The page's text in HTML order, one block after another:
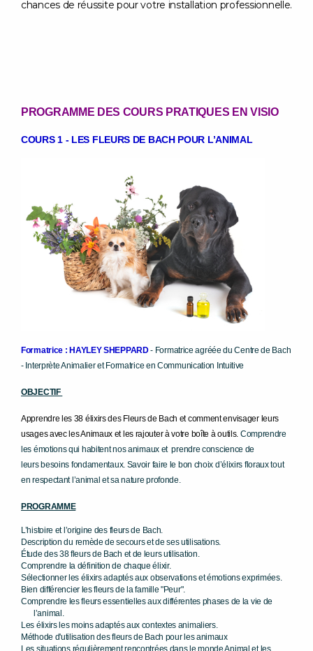
chances de réussite pour votre installation professionnelle.
PROGRAMME DES COURS PRATIQUES EN VISIO
COURS 1 - LES FLEURS DE BACH POUR L’ANIMAL
Formatrice : HAYLEY SHEPPARD- Formatrice agréée du Centre de Bach
- Interprète Animalier et Formatrice en Communication Intuitive
OBJECTIF
Apprendre les 38 élixirs des Fleurs de Bach et comment envisager leurs
usages avec les Animaux et les rajouter à votre boîte à outils. Comprendre
les émotions qui habitent nos animaux et prendre conscience de
leurs besoins fondamentaux. Savoir faire le bon choix d’élixirs floraux tout
en respectant l’animal et sa nature profonde.
PROGRAMME
L’histoire et l’origine des fleurs de Bach.
Description du remède de secours et de ses utilisations.
Étude des 38 fleurs de Bach et de leurs utilisation.
Comprendre la définition de chaque élixir.
Sélectionner les élixirs adaptés aux observations et émotionsexprimées.
Bien différencier les fleurs de la famille "Peur".
Comprendre les fleurs essentielles aux différentes phases de la vie de
l’animal.
Les élixirs les moins adaptés aux contextes animaliers.
Méthode d'utilisation des fleurs de Bach pour les animaux
Les situations régulièrement rencontrées dans le monde Animal et les